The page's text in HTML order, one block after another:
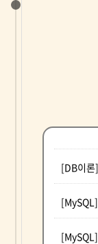
[DB이